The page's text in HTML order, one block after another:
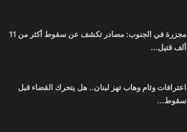
مجزرة في الجنوب: مصادر تكشف عن سقوط أكثر من 11
ألف قتيل...
اعترافات وئام وهاب تهز لبنان.. هل يتحرك القضاء قبل
سقوط...